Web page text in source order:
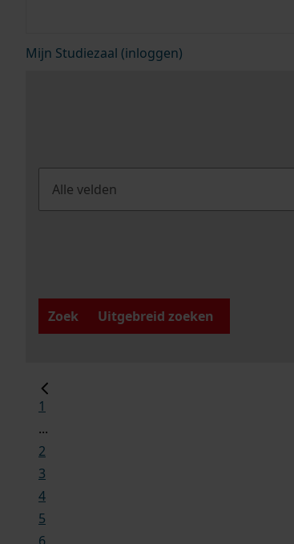
Mijn Studiezaal (inloggen)
Zoek
Uitgebreid zoeken
1
...
2
3
4
5